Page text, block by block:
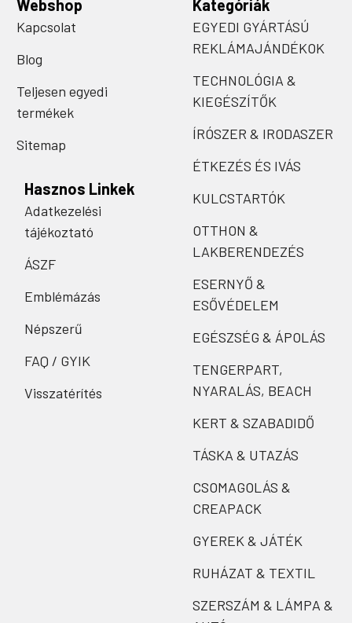
Webshop
Kapcsolat
Blog
Teljesen egyedi
termékek
Sitemap
Hasznos Linkek
Adatkezelési
tájékoztató
ÁSZF
Emblémázás
Népszerű
FAQ / GYIK
Visszatérítés
Kategóriák
EGYEDI GYÁRTÁSÚ
REKLÁMAJÁNDÉKOK
TECHNOLÓGIA &
KIEGÉSZÍTŐK
ÍRÓSZER & IRODASZER
ÉTKEZÉS ÉS IVÁS
KULCSTARTÓK
OTTHON &
LAKBERENDEZÉS
ESERNYŐ &
ESŐVÉDELEM
EGÉSZSÉG & ÁPOLÁS
TENGERPART,
NYARALÁS, BEACH
KERT & SZABADIDŐ
TÁSKA & UTAZÁS
CSOMAGOLÁS &
CREAPACK
GYEREK & JÁTÉK
RUHÁZAT & TEXTIL
SZERSZÁM & LÁMPA &